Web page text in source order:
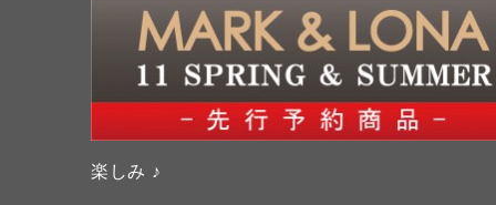
楽しみ ♪